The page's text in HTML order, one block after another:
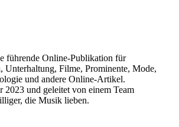
führende Online-Publikation für
Unterhaltung, Filme, Prominente, Mode,
und andere Online-Artikel.
2023 und geleitet von einem Team
die Musik lieben.